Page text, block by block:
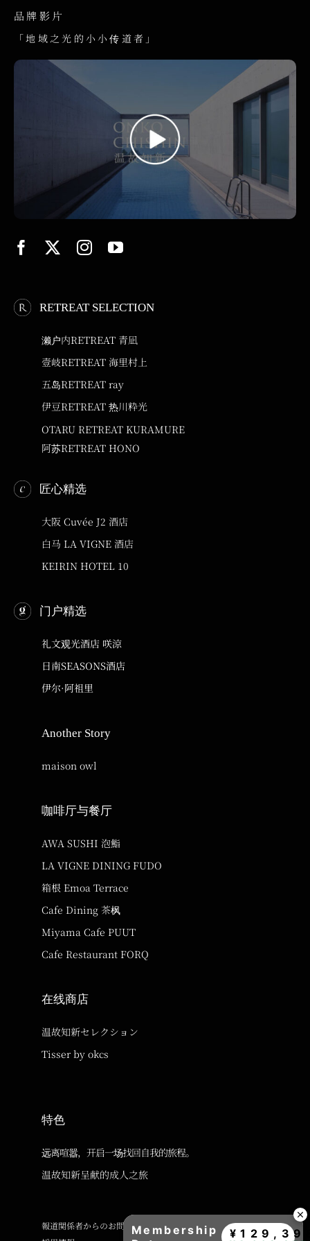
品牌影片
「地域之光的小小传道者」
RETREAT SELECTION
濑户内RETREAT 青凪
壹岐RETREAT 海里村上
五岛RETREAT ray
伊豆RETREAT 热川粋光
OTARU RETREAT KURAMURE
阿苏RETREAT HONO
匠心精选
大阪 Cuvée J2 酒店
白马 LA VIGNE 酒店
KEIRIN HOTEL 10
门户精选
礼文观光酒店 咲涼
日南SEASONS酒店
伊尔·阿祖里
Another Story
maison owl
咖啡厅与餐厅
AWA SUSHI 泡鮨
LA VIGNE DINING FUDO
箱根 Emoa Terrace
Cafe Dining 茶枫
Miyama Cafe PUUT
Cafe Restaurant FORQ
在线商店
温故知新セレクション
Tisser by okcs
特色
远离喧嚣，开启一场找回自我的旅程。
温故知新呈献的成人之旅
報道関係者からのお問い合わせMembership